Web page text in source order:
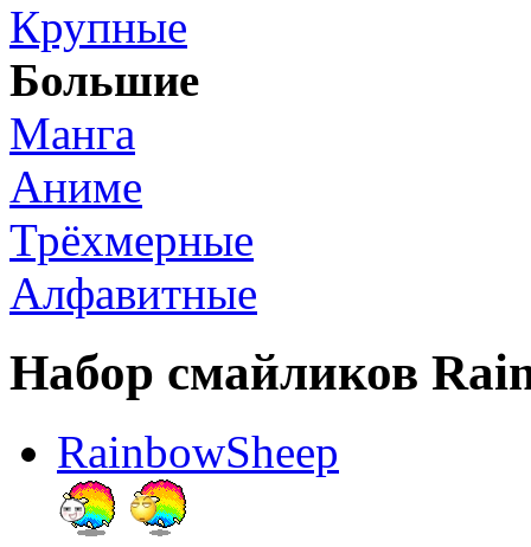
Крупные
Большие
Манга
Аниме
Трёхмерные
Алфавитные
Набор смайликов
RainbowSheep